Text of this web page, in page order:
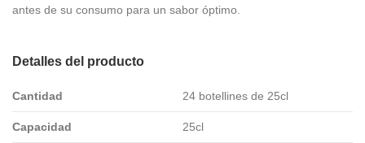
antes de su consumo para un sabor óptimo.
Detalles del producto
Cantidad 24 botellines de 25cl
Capacidad 25cl